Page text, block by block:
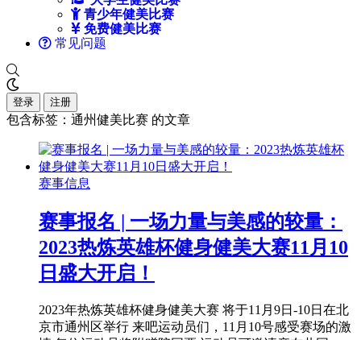
青少年健美比赛
免费健美比赛
常见问题
登录 注册
包含标签：通州健美比赛 的文章
赛事信息
赛事报名 | 一场力量与美感的较量：
2023热炼英雄杯健身健美大赛11月10
日盛大开启！
2023年热炼英雄杯健身健美大赛 将于11月9日-10日在北
京市通州区举行 来吧运动员们，11月10号感受赛场的激